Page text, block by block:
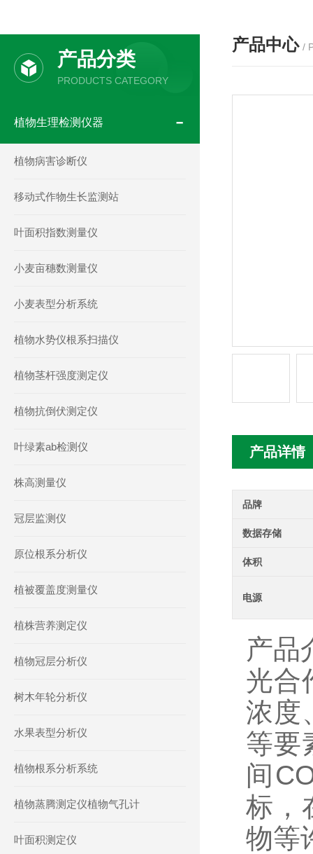
产品中心 /
产品详情
品牌
数据存储
体积
电源
产品
光合
浓度
等要
间
标，
物等
产品分类
PRODUCTS CATEGORY
植物生理检测仪器
植物病害诊断仪
移动式作物生长监测站
叶面积指数测量仪
小麦亩穗数测量仪
小麦表型分析系统
植物水势仪根系扫描仪
植物茎杆强度测定仪
植物抗倒伏测定仪
叶绿素ab检测仪
株高测量仪
冠层监测仪
原位根系分析仪
植被覆盖度测量仪
植株营养测定仪
植物冠层分析仪
树木年轮分析仪
水果表型分析仪
植物根系分析系统
植物蒸腾测定仪植物气孔计
叶面积测定仪